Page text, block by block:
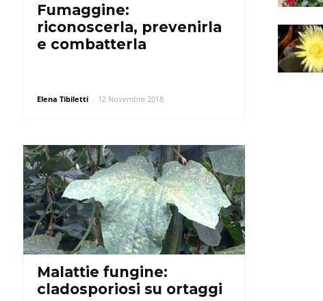
Fumaggine:
riconoscerla, prevenirla
e combatterla
Elena Tibiletti - 12 Novembre 2018
Malattie fungine:
cladosporiosi su ortaggi